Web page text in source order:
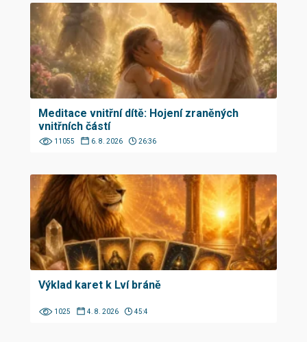
Meditace vnitřní dítě: Hojení zraněných
vnitřních částí
11055 6. 8. 2026 26:36
Výklad karet k Lví bráně
1025 4. 8. 2026 45:4